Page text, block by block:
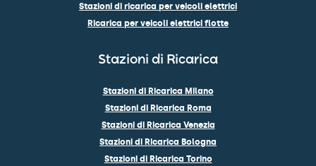
Stazioni di ricarica per veicoli elettrici
Ricarica per veicoli elettrici flotte
Stazioni di Ricarica
Stazioni di Ricarica Milano
Stazioni di Ricarica Roma
Stazioni di Ricarica Venezia
Stazioni di Ricarica Bologna
Stazioni di Ricarica Torino